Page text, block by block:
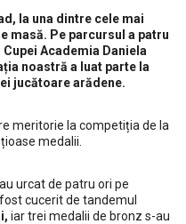
la una dintre cele mai
masă. Pe parcursul a patru
Academia Daniela
noastră a luat parte la
jucătoare arădene.
meritorie la competiția de la
medalii.
urcat de patru ori pe
cucerit de tandemul
iar trei medalii de bronz s-au